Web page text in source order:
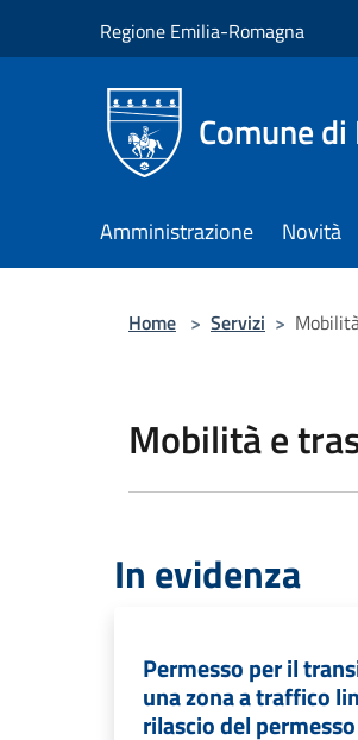
Regione Emilia-Romagna
Comune
Amministrazione Novità
Home > Servizi >
Mobilità e
In evidenza
Permesso per il
una zona a traffico
rilascio del permesso